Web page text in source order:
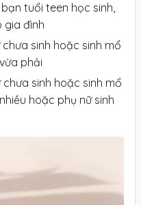
tuổi teen học sinh,
gia đình
sinh hoặc sinh mổ
phải
sinh hoặc sinh mổ
hoặc phụ nữ sinh